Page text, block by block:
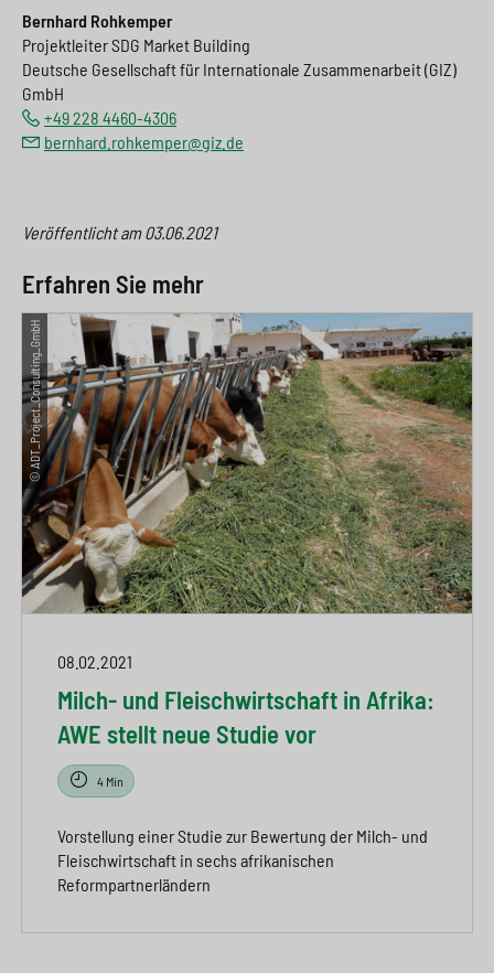
Bernhard Rohkemper
Projektleiter SDG Market Building
Deutsche Gesellschaft für Internationale Zusammenarbeit (GIZ)
GmbH
+49 228 4460-4306
bernhard.rohkemper@giz.de
Veröffentlicht am03.06.2021
Erfahren Sie mehr
© ADT_Project_Consulting_GmbH
08.02.2021
Milch- und Fleischwirtschaft in Afrika:
AWE stellt neue Studie vor
4 Min
Vorstellung einer Studie zur Bewertung der Milch- und
Fleischwirtschaft in sechs afrikanischen
Reformpartnerländern